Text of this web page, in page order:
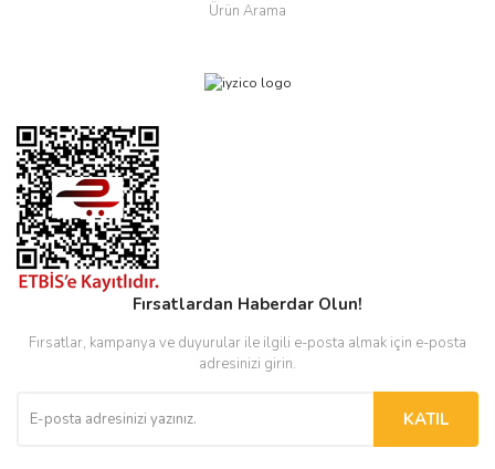
Ürün Arama
Fırsatlardan Haberdar Olun!
Fırsatlar, kampanya ve duyurular ile ilgili e-posta almak için e-posta
adresinizi girin.
KATIL